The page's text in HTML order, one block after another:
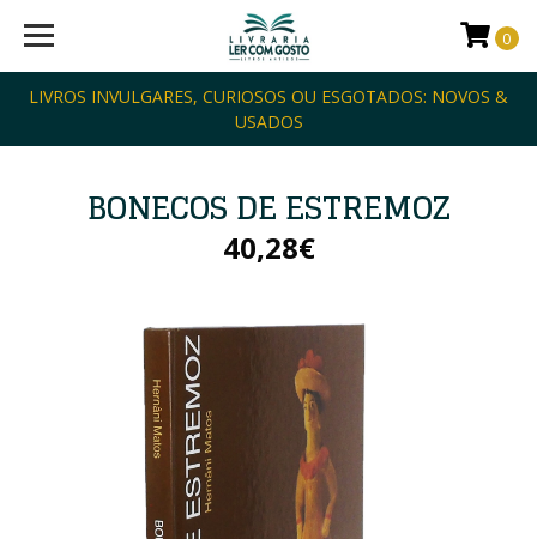
LIVROS INVULGARES, CURIOSOS OU ESGOTADOS: NOVOS &
USADOS
0
BONECOS DE ESTREMOZ
40,28€